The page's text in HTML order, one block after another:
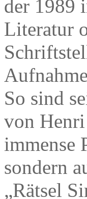
der 1989
Literatur
So sind
von
immense
sondern
„Rätsel